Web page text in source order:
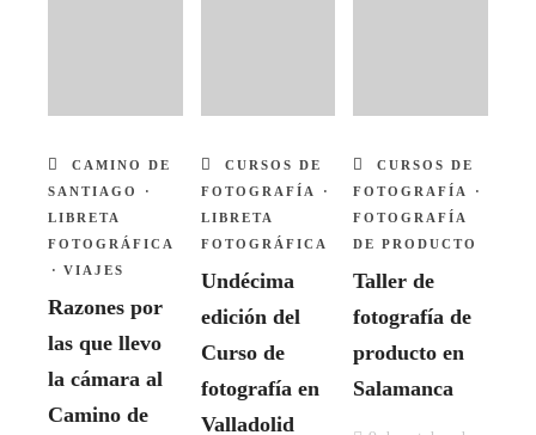
CAMINO DE
SANTIAGO
·
LIBRETA
FOTOGRÁFICA
· VIAJES
Razones por
las que llevo
la cámara al
Camino de
CURSOS DE
FOTOGRAFÍA
·
LIBRETA
FOTOGRÁFICA
Undécima
edición del
Curso de
fotografía en
Valladolid
CURSOS DE
FOTOGRAFÍA
·
FOTOGRAFÍA
DE PRODUCTO
Taller de
fotografía de
producto en
Salamanca
Información
El autor
Política de privacidad
Condiciones de venta